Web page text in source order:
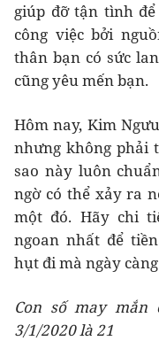
giúp đỡ tận tình
công việc bởi
thân bạn có sức
cũng yêu mến bạn.
Hôm nay, Kim
nhưng không phải
sao này luôn
ngờ có thể xảy ra
một đó. Hãy chi
ngoan nhất để
hụt đi mà ngày
Con số may mắn
3/1/2020 là 21